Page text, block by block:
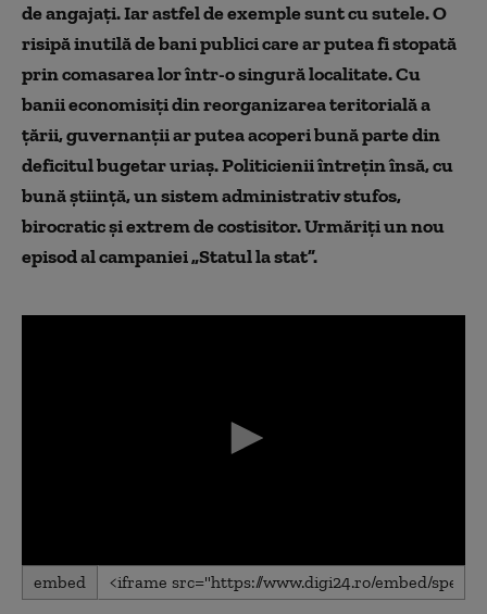
de angajați. Iar astfel de exemple sunt cu sutele. O
risipă inutilă de bani publici care ar putea fi stopată
prin comasarea lor într-o singură localitate. Cu
banii economisiți din reorganizarea teritorială a
țării, guvernanții ar putea acoperi bună parte din
deficitul bugetar uriaș. Politicienii întrețin însă, cu
bună știință, un sistem administrativ stufos,
birocratic și extrem de costisitor. Urmăriți un nou
episod al campaniei „Statul la stat”.
0
seconds
embed